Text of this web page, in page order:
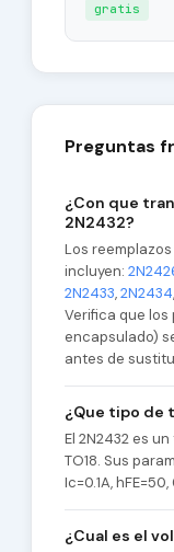
gratis
Preguntas
¿Con que
2N2432?
Los
incluyen:
2N2433,2N2434,
Verifica que
encapsulado)
antes de
¿Que tipo de
El 2N2432 es
TO18. Sus
Ic=0.1A, hFE=50,
¿Cual es el